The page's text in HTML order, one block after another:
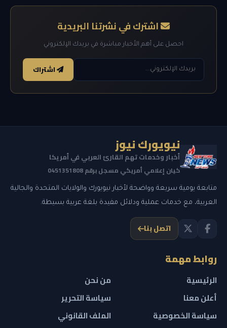
اشترك في نشرتنا البريدية
احصل على أهم الأخبار مباشرة في بريدك الإلكتروني
اشتراك
نيويورك نيوز
أخبار وخدمات تهم القارئ العربي في أمريكا
كيان إعلامي أمريكي مسجل برقم 0451351808
متابعة يومية سريعة وواضحة لأخبار نيويورك والولايات المتحدة والجالية
العربية، مع خدمات عملية ودلائل مفيدة بلغة عربية بسيطة.
اتصل بنا
روابط مهمة
الرئيسية
من نحن
أعلن معنا
سياسة التحرير
سياسة الخصوصية
الملف القانوني